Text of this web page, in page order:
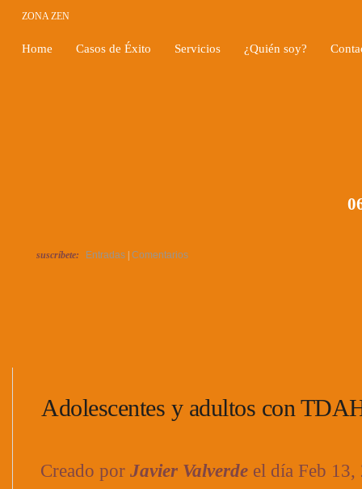
ZONA ZEN
Home Casos de Éxito Servicios ¿Quién soy?
suscríbete: Entradas Comentarios
Adolescentes y adultos con
Creado por Javier Valverde el día Feb